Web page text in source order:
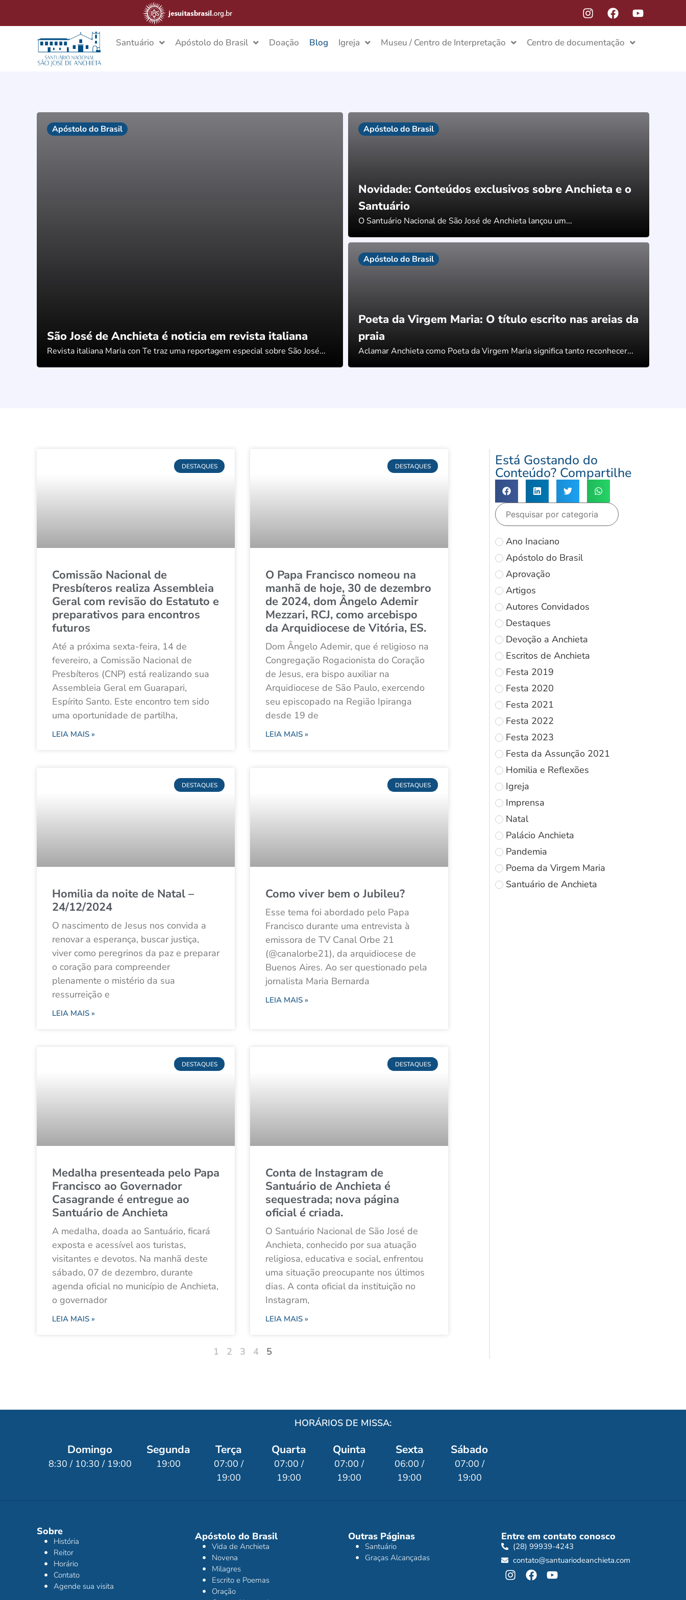
Santuário Apóstolo do Brasil Doação Blog Igreja Museu / Centro de Interpretação Centro de documentação
Apóstolo do Brasil
São José de Anchieta é noticia em revista italiana
Revista italiana Maria con Te traz uma reportagem especial sobre São José...
Apóstolo do Brasil
Novidade: Conteúdos exclusivos sobre Anchieta e o
Santuário
O Santuário Nacional de São José de Anchieta lançou um...
Apóstolo do Brasil
Poeta da Virgem Maria: O título escrito nas areias da
praia
Aclamar Anchieta como Poeta da Virgem Maria significa tanto reconhecer...
DESTAQUES
Comissão Nacional de
Presbíteros realiza Assembleia
Geral com revisão do Estatuto e
preparativos para encontros
futuros
Até a próxima sexta-feira, 14 de
fevereiro, a Comissão Nacional de
Presbíteros (CNP) está realizando sua
Assembleia Geral em Guarapari,
Espírito Santo. Este encontro tem sido
uma oportunidade de partilha,
LEIA MAIS »
DESTAQUES
O Papa Francisco nomeou na
manhã de hoje, 30 de dezembro
de 2024, dom Ângelo Ademir
Mezzari, RCJ, como arcebispo
da Arquidiocese de Vitória, ES.
Dom Ângelo Ademir, que é religioso na
Congregação Rogacionista do Coração
de Jesus, era bispo auxiliar na
Arquidiocese de São Paulo, exercendo
seu episcopado na Região Ipiranga
desde 19 de
LEIA MAIS »
DESTAQUES
Homilia da noite de Natal –
24/12/2024
O nascimento de Jesus nos convida a
renovar a esperança, buscar justiça,
viver como peregrinos da paz e preparar
o coração para compreender
plenamente o mistério da sua
ressurreição e
LEIA MAIS »
DESTAQUES
Como viver bem o Jubileu?
Esse tema foi abordado pelo Papa
Francisco durante uma entrevista à
emissora de TV Canal Orbe 21
(@canalorbe21), da arquidiocese de
Buenos Aires. Ao ser questionado pela
jornalista Maria Bernarda
LEIA MAIS »
DESTAQUES
Medalha presenteada pelo Papa
Francisco ao Governador
Casagrande é entregue ao
Santuário de Anchieta
A medalha, doada ao Santuário, ficará
exposta e acessível aos turistas,
visitantes e devotos. Na manhã deste
sábado, 07 de dezembro, durante
agenda oficial no município de Anchieta,
o governador
LEIA MAIS »
DESTAQUES
Conta de Instagram de
Santuário de Anchieta é
sequestrada; nova página
oficial é criada.
O Santuário Nacional de São José de
Anchieta, conhecido por sua atuação
religiosa, educativa e social, enfrentou
uma situação preocupante nos últimos
dias. A conta oficial da instituição no
Instagram,
LEIA MAIS »
1 2 3 4 5
Está Gostando do
Conteúdo? Compartilhe
Ano Inaciano
Apóstolo do Brasil
Aprovação
Artigos
Autores Convidados
Destaques
Devoção a Anchieta
Escritos de Anchieta
Festa 2019
Festa 2020
Festa 2021
Festa 2022
Festa 2023
Festa da Assunção 2021
Homilia e Reflexões
Igreja
Imprensa
Natal
Palácio Anchieta
Pandemia
Poema da Virgem Maria
Santuário de Anchieta
HORÁRIOS DE MISSA:
Domingo
8:30 / 10:30 / 19:00
Segunda
19:00
Terça
07:00 /
19:00
Quarta
07:00 /
19:00
Quinta
07:00 /
19:00
Sexta
06:00 /
19:00
Sábado
07:00 /
19:00
Sobre
História
Reitor
Horário
Contato
Agende sua visita
Apóstolo do Brasil
Vida de Anchieta
Novena
Milagres
Escrito e Poemas
Oração
Outras Páginas
Santuário
Graças Alcançadas
Entre em contato conosco
(28) 99939-4243
contato@santuariodeanchieta.com